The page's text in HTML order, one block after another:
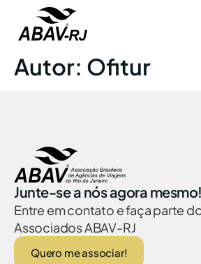
Autor: Ofitur
Junte-se a nós agora mesmo!
Entre em contato e faça parte
Associados ABAV-RJ
Quero me associar!